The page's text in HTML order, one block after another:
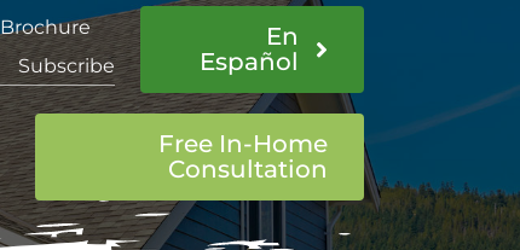
Brochure
Subscribe
En
Español
Free In-Home
Consultation